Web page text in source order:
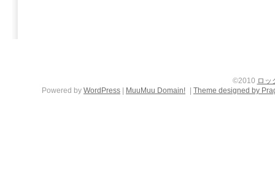
©2010 ロッ
Powered by WordPress MuuMuu Domain! Theme designed by